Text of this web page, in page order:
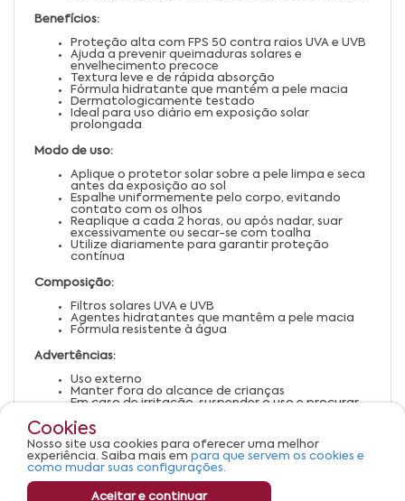
Benefícios:
Proteção alta com FPS 50 contra raios UVA e UVB
Ajuda a prevenir queimaduras solares e
envelhecimento precoce
Textura leve e de rápida absorção
Fórmula hidratante que mantém a pele macia
Dermatologicamente testado
Ideal para uso diário em exposição solar
prolongada
Modo de uso:
Aplique o protetor solar sobre a pele limpa e seca
antes da exposição ao sol
Espalhe uniformemente pelo corpo, evitando
contato com os olhos
Reaplique a cada 2 horas, ou após nadar, suar
excessivamente ou secar-se com toalha
Utilize diariamente para garantir proteção
contínua
Composição:
Filtros solares UVA e UVB
Agentes hidratantes que mantêm a pele macia
Fórmula resistente à água
Advertências:
Uso externo
Manter fora do alcance de crianças
Em caso de irritação, suspender o uso e procurar
Evitar contato com os olhos; caso ocorra,
enxaguar abundantemente com água
Conservar em local fresco e ao abrigo da luz
direta
Cookies
Nosso site usa cookies para oferecer uma melhor
experiência. Saiba mais em para que servem os cookies e
como mudar suas configurações.
Aceitar e continuar